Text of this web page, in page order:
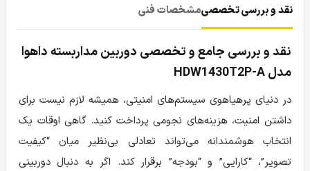
نقد و بررسی تخصصیمشخصات فنی
نقد و بررسی جامع و تخصصی دوربین مداربسته داهوا
مدل HDW1430T2P-A
در دنیای پرهیاهوی سیستم‌های امنیتی، همیشه لازم نیست برای
داشتن امنیت، هزینه‌های نجومی پرداخت کنید. گاهی اوقات یک
انتخاب هوشمندانه می‌تواند تعادلی بی‌نظیر میان “کیفیت
تصویر”، “کارایی” و “بودجه” برقرار کند. اگر به دنبال دوربینی